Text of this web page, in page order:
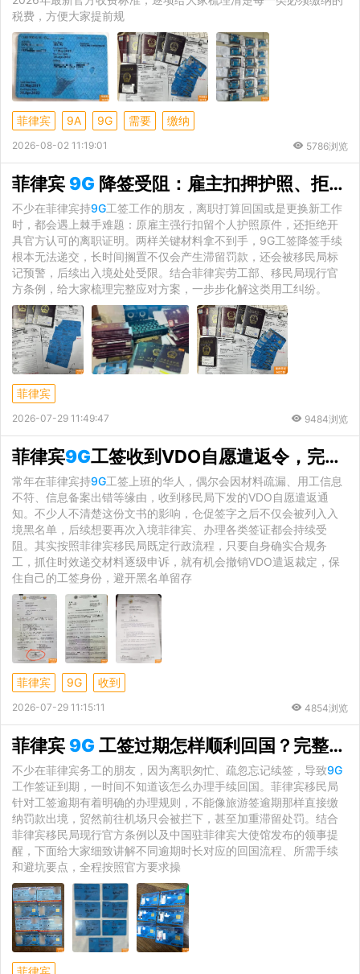
税费，方便大家提前规
菲律宾 9A 9G 需要 缴纳
2026-08-02 11:19:01 5786浏览
菲律宾 9G 降签受阻：雇主扣押护照、拒开离职证明合规解决办法
不少在菲律宾持9G工签工作的朋友，离职打算回国或是更换新工作
时，都会遇上棘手难题：原雇主强行扣留个人护照原件，还拒绝开
具官方认可的离职证明。两样关键材料拿不到手，9G工签降签手续
根本无法递交，长时间搁置不仅会产生滞留罚款，还会被移民局标
记预警，后续出入境处处受限。结合菲律宾劳工部、移民局现行官
方条例，给大家梳理完整应对方案，一步步化解这类用工纠纷。
菲律宾
2026-07-29 11:49:47 9484浏览
菲律宾9G工签收到VDO自愿遣返令，完整申诉步骤详解
常年在菲律宾持9G工签上班的华人，偶尔会因材料疏漏、用工信息
不符、信息备案出错等缘由，收到移民局下发的VDO自愿遣返通
知。不少人不清楚这份文书的影响，仓促签字之后不仅会被列入入
境黑名单，后续想要再次入境菲律宾、办理各类签证都会持续受
阻。其实按照菲律宾移民局既定行政流程，只要自身确实合规务
工，抓住时效递交材料逐级申诉，就有机会撤销VDO遣返裁定，保
住自己的工签身份，避开黑名单留存
菲律宾 9G 收到
2026-07-29 11:15:11 4854浏览
菲律宾 9G 工签过期怎样顺利回国？完整合规办理指南
不少在菲律宾务工的朋友，因为离职匆忙、疏忽忘记续签，导致9G
工作签证到期，一时间不知道该怎么办理手续回国。菲律宾移民局
针对工签逾期有着明确的办理规则，不能像旅游签逾期那样直接缴
纳罚款出境，贸然前往机场只会被拦下，甚至加重滞留处罚。结合
菲律宾移民局现行官方条例以及中国驻菲律宾大使馆发布的领事提
醒，下面给大家细致讲解不同逾期时长对应的回国流程、所需手续
和避坑要点，全程按照官方要求操
菲律宾